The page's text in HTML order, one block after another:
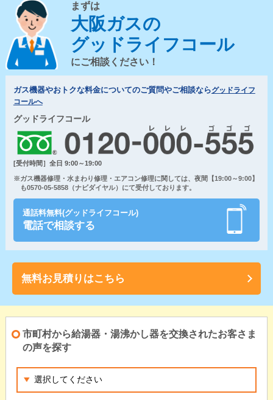
まずは
大阪ガスの
グッドライフコール
にご相談ください！
ガス機器やおトクな料金についてのご質問やご相談ならグッドライフ
コールへ
グッドライフコール
[受付時間］全日 9:00～19:00
※ガス機器修理・水まわり修理・エアコン修理に関しては、夜間【19:00～9:00】
も0570-05-5858（ナビダイヤル）にて受付しております。
通話料無料(グッドライフコール)
電話で相談する
無料お見積りはこちら
市町村から給湯器・湯沸かし器を交換されたお客さま
の声を探す